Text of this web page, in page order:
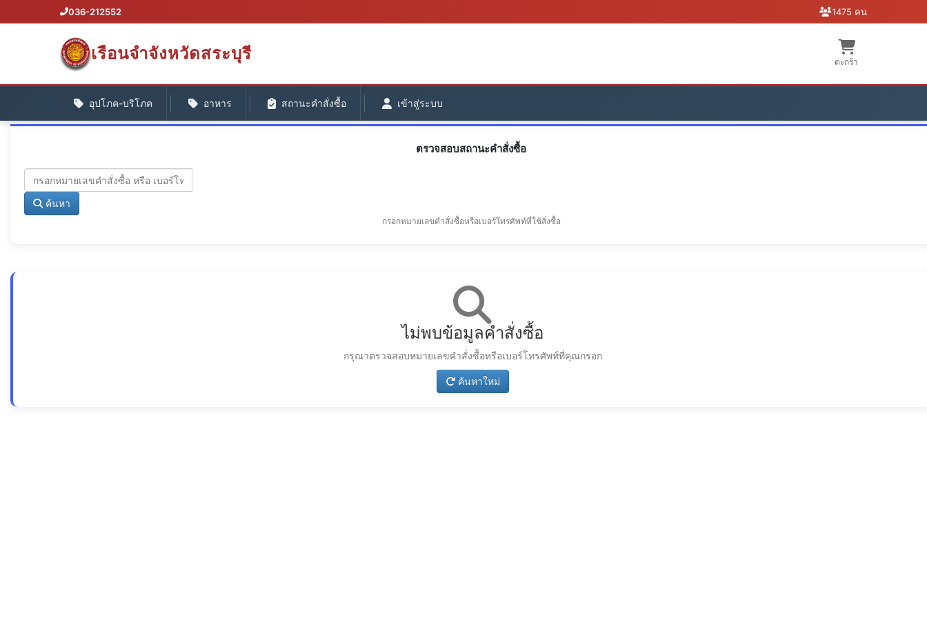
036-212552 1475 คน
เรือนจำจังหวัดสระบุรี ตะกร้า
อุปโภค-บริโภค อาหาร สถานะคำสั่งซื้อ เข้าสู่ระบบ
ตรวจสอบสถานะคำสั่งซื้อ
ค้นหา
กรอกหมายเลขคำสั่งซื้อหรือเบอร์โทรศัพท์ที่ใช้สั่งซื้อ
ไม่พบข้อมูลคำสั่งซื้อ
กรุณาตรวจสอบหมายเลขคำสั่งซื้อหรือเบอร์โทรศัพท์ที่คุณกรอก
ค้นหาใหม่